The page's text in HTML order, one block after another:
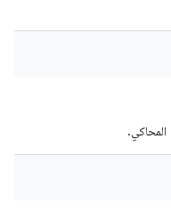
المحاكي.